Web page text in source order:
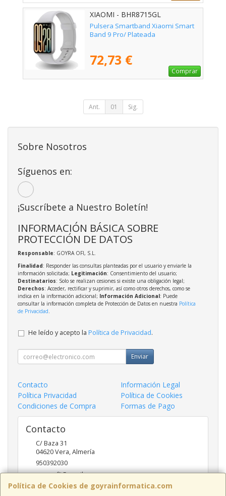
XIAOMI - BHR8715GL
Pulsera Smartband Xiaomi Smart
Band 9 Pro/ Plateada
72,73 €
Comprar
Ant. 01 Sig.
Política de Cookies de goyrainformatica.com
Sobre Nosotros
Síguenos en:
¡Suscríbete a Nuestro Boletín!
INFORMACIÓN BÁSICA SOBRE
PROTECCIÓN DE DATOS
Responsable: GOYRA OFI, S.L.
Finalidad: Responder las consultas planteadas por el usuario y enviarle la
información solicitada; Legitimación: Consentimiento del usuario;
Destinatarios: Solo se realizan cesiones si existe una obligación legal;
Derechos: Acceder, rectificar y suprimir, así como otros derechos, como se
indica en la información adicional; Información Adicional: Puede
consultar la información completa de Protección de Datos en nuestra Política
de Privacidad.
He leído y acepto la Política de Privacidad.
Enviar
Contacto
Información Legal
Política Privacidad
Política de Cookies
Condiciones de Compra
Formas de Pago
Contacto
C/ Baza 31
04620Vera,Almería
950392030
goyraofii@gmail.com